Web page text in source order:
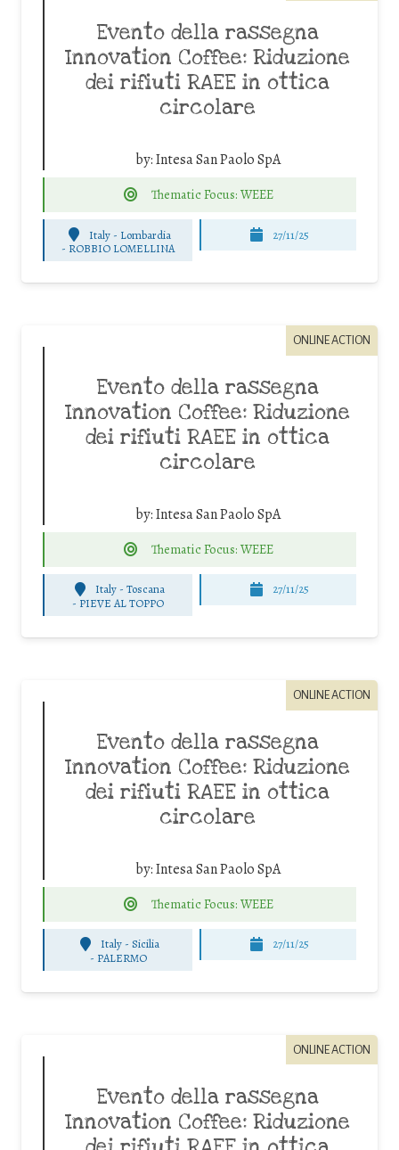
Evento della rassegna
Innovation Coffee: Riduzione
dei rifiuti RAEE in ottica
circolare
by:Intesa San Paolo SpA
Thematic Focus: WEEE
Italy - Lombardia
- ROBBIO LOMELLINA
27/11/25
ONLINE ACTION
Evento della rassegna
Innovation Coffee: Riduzione
dei rifiuti RAEE in ottica
circolare
by:Intesa San Paolo SpA
Thematic Focus: WEEE
Italy - Toscana
- PIEVE AL TOPPO
27/11/25
ONLINE ACTION
Evento della rassegna
Innovation Coffee: Riduzione
dei rifiuti RAEE in ottica
circolare
by:Intesa San Paolo SpA
Thematic Focus: WEEE
Italy - Sicilia
- PALERMO
27/11/25
ONLINE ACTION
Evento della rassegna
Innovation Coffee: Riduzione